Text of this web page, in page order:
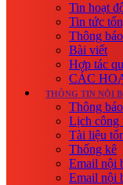
Tin hoạt
Tin tức
Thông báo
Bài viết
Hợp tác
CÁC
THÔNG TIN NỘI
Thông
Lịch công
Tài liệu
Thống kê
Email nội
Email nội